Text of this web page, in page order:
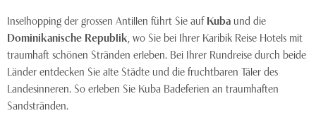
Inselhopping der grossen Antillen führt Sie aufKuba und die
Dominikanische Republik , wo Sie bei Ihrer Karibik Reise Hotels mit
traumhaft schönen Stränden erleben. Bei Ihrer Rundreise durch beide
Länder entdecken Sie alte Städte und die fruchtbaren Täler des
Landesinneren. So erleben Sie Kuba Badeferien an traumhaften
Sandstränden.